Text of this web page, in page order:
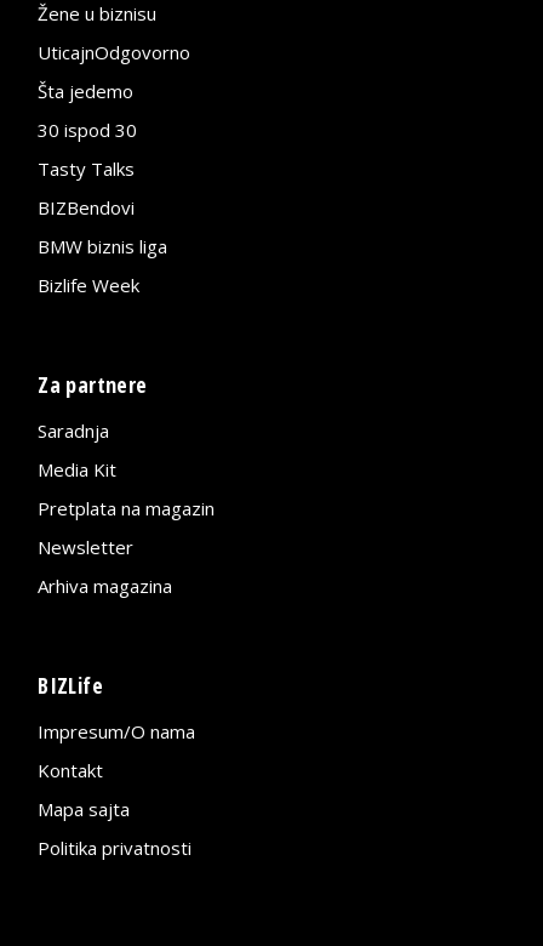
Žene u biznisu
UticajnOdgovorno
Šta jedemo
30 ispod 30
Tasty Talks
BIZBendovi
BMW biznis liga
Bizlife Week
Za partnere
Saradnja
Media Kit
Pretplata na magazin
Newsletter
Arhiva magazina
BIZLife
Impresum/O nama
Kontakt
Mapa sajta
Politika privatnosti